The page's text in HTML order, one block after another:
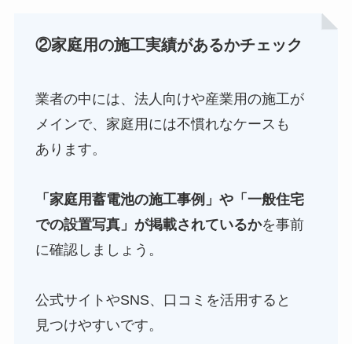
②家庭用の施工実績があるかチェック
業者の中には、法人向けや産業用の施工が
メインで、家庭用には不慣れなケースも
あります。
「家庭用蓄電池の施工事例」や「一般住宅
での設置写真」が掲載されているかを事前
に確認しましょう。
公式サイトやSNS、口コミを活用すると
見つけやすいです。